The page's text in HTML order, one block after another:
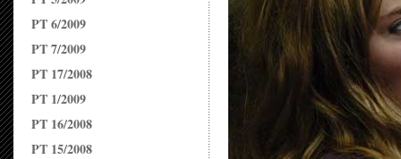
PT 6/2009
PT 7/2009
PT 17/2008
PT 1/2009
PT 16/2008
PT 15/2008